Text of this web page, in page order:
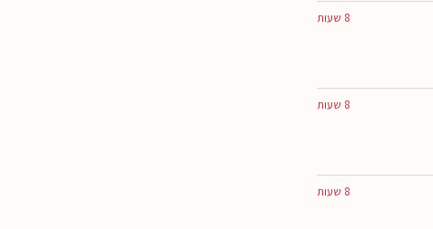
8 שעות
8 שעות
8 שעות